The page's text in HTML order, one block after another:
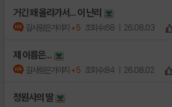
거긴 왜 올라가서... 이 난리
갈사람은가야지 +5 조회수:68 | 26.08.03
제 이름은...
갈사람은가야지 +5 조회수:84 | 26.08.02
정원사의 딸